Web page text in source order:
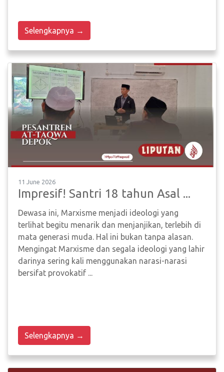
Selengkapnya →
11 June 2026
Impresif! Santri 18 tahun Asal ...
Dewasa ini, Marxisme menjadi ideologi yang
terlihat begitu menarik dan menjanjikan, terlebih di
mata generasi muda. Hal ini bukan tanpa alasan.
Mengingat Marxisme dan segala ideologi yang lahir
darinya sering kali menggunakan narasi-narasi
bersifat provokatif ...
Selengkapnya →